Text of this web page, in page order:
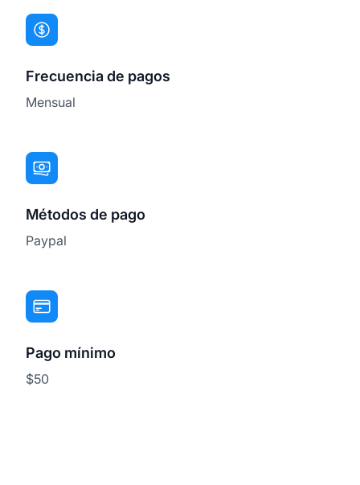
Frecuencia de pagos
Mensual
Métodos de pago
Paypal
Pago mínimo
$50